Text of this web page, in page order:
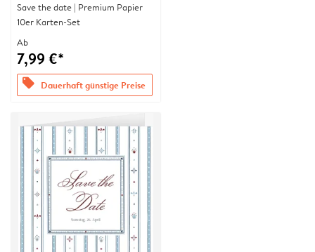
Save the date | Premium Papier
10er Karten-Set
Ab
7,99 €*
offers Dauerhaft günstige Preise